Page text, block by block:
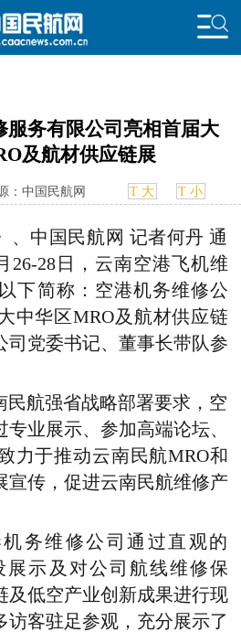
国内 国际
专题 舆情
服务有限公司亮相首届大
及航材供应链展
：中国民航网 T 大 T 小
、中国民航网 记者何丹 通
26-28日，云南空港飞机维
下简称：空港机务维修公
中华区MRO及航材供应链
司党委书记、董事长带队参
民航强省战略部署要求，空
业展示、参加高端论坛、
力于推动云南民航MRO和
宣传，促进云南民航维修产
务维修公司通过直观的
展示及对公司航线维修保
及低空产业创新成果进行现
访客驻足参观，充分展示了